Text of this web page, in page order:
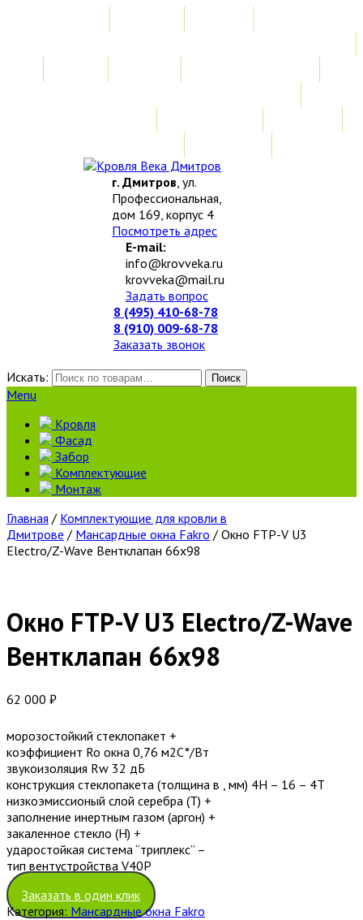
г. Дмитров, ул.
Профессиональная,
дом 169, корпус 4
Посмотреть адрес
E-mail:
info@krovveka.ru
krovveka@mail.ru
Задать вопрос
8 (495) 410-68-78
8 (910) 009-68-78
Заказать звонок
Искать:
Поиск
Menu
Кровля
Фасад
Забор
Комплектующие
Монтаж
Главная / Комплектующие для кровли в
Дмитрове / Мансардные окна Fakro / Окно FTP-V U3
Eleсtro/Z-Wave Вентклапан 66х98
Окно FTP-V U3 Eleсtro/Z-Wave
Вентклапан 66х98
62 000 ₽
морозостойкий стеклопакет +
коэффициент Ro окна 0,76 м2С°/Вт
звукоизоляция Rw 32 дБ
конструкция стеклопакета (толщина в , мм) 4H – 16 – 4T
низкоэмиссионый слой серебра (T) +
заполнение инертным газом (аргон) +
закаленное стекло (H) +
ударостойкая система “триплекс” –
тип вентустройства V40P
Заказать в один клик
Категория: Мансардные окна Fakro